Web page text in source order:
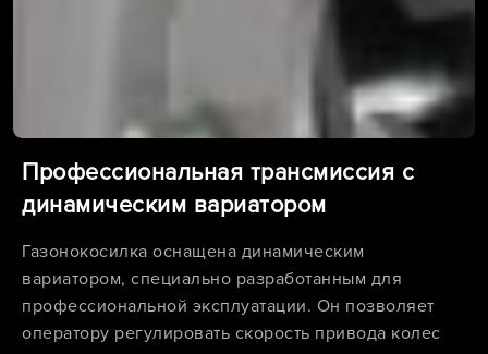
Профессиональная трансмиссия с
динамическим вариатором
Газонокосилка оснащена динамическим
вариатором, специально разработанным для
профессиональной эксплуатации. Он позволяет
оператору регулировать скорость привода колес